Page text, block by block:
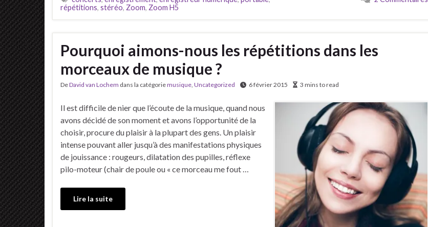
répétitions, stéréo, Zoom, Zoom H5
Pourquoi aimons-nous les répétitions dans les
morceaux de musique ?
DeDavid van Lochem dans la catégoriemusique, Uncategorized 6 février 2015 3 mins to read
Il est difficile de nier que l’écoute de la musique, quand nous
avons décidé de son moment et avons l’opportunité de la
choisir, procure du plaisir à la plupart des gens. Un plaisir
intense pouvant aller jusqu’à des manifestations physiques
de jouissance : rougeurs, dilatation des pupilles, réflexe
pilo-moteur (chair de poule ou « ce morceau me fout …
Lire la suite